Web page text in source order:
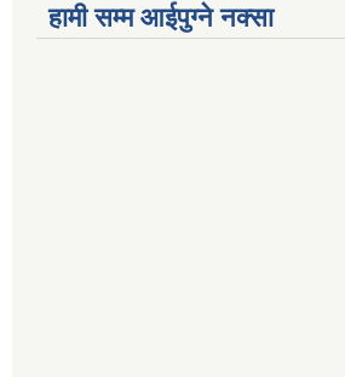
हामी सम्म आईपुग्ने नक्सा